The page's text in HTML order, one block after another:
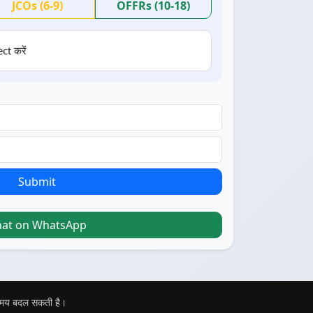
JCOs (6-9) OFFRs (10-18)
करें
Submit
on WhatsApp
बदल सकती है।